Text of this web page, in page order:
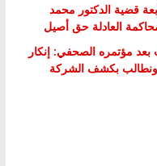
قضية الدكتور محمد
العادلة حق أصيل
بعد مؤتمره الصحفي: إنكار
ونطالب بكشف الشركة